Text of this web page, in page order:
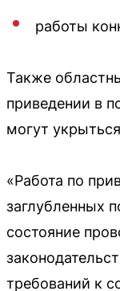
работы
Также
приведении в
могут
«Работа по
заглубленных
состояние
требований к